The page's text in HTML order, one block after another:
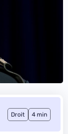
Droit 4 min